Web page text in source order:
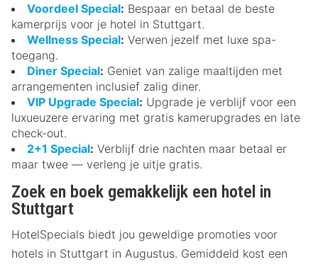
Voordeel Special: Bespaar en betaal de beste
kamerprijs voor je hotel in Stuttgart.
Wellness Special: Verwen jezelf met luxe spa-
toegang.
Diner Special: Geniet van zalige maaltijden met
arrangementen inclusief zalig diner.
VIP Upgrade Special: Upgrade je verblijf voor een
luxueuzere ervaring met gratis kamerupgrades en late
check-out.
2+1 Special: Verblijf drie nachten maar betaal er
maar twee — verleng je uitje gratis.
Zoek en boek gemakkelijk een hotel in
Stuttgart
HotelSpecials biedt jou geweldige promoties voor
hotels in Stuttgart in Augustus. Gemiddeld kost een